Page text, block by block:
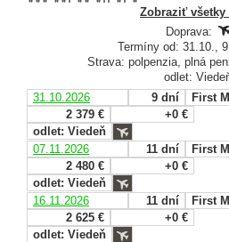
Zobraziť všetky
Doprava:
Termíny od: 31.10.,
Strava: polpenzia, plná
odlet:
31.10.2026
9 dní
First
2 379 €
+0 €
odlet: Viedeň
07.11.2026
11 dní
First
2 480 €
+0 €
odlet: Viedeň
16.11.2026
11 dní
First
2 625 €
+0 €
odlet: Viedeň